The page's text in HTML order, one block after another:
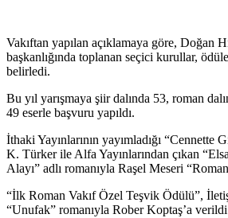
Vakıftan yapılan açıklamaya göre, Doğan
başkanlığında toplanan seçici kurullar,
belirledi.
Bu yıl yarışmaya şiir dalında 53, roman
49 eserle başvuru yapıldı.
İthaki Yayınlarının yayımladığı “Cennette
K. Türker ile Alfa Yayınlarından çıkan
Alayı” adlı romanıyla Raşel Meseri
“İlk Roman Vakıf Özel Teşvik Ödülü”,
“Unufak” romanıyla Rober Koptaş’a